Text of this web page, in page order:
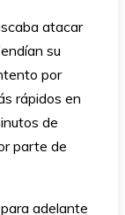
atacar
su
por
rápidos en
de
parte de
adelante